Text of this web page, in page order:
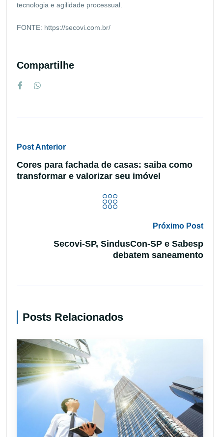
tecnologia e agilidade processual.
FONTE: https://secovi.com.br/
Compartilhe
Post Anterior
Cores para fachada de casas: saiba como
transformar e valorizar seu imóvel
Próximo Post
Secovi-SP, SindusCon-SP e Sabesp
debatem saneamento
Posts Relacionados